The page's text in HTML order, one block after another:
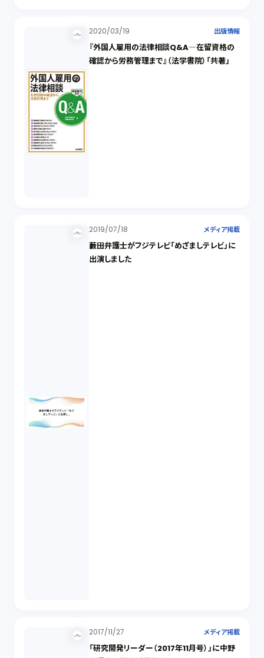
2020/03/19 出版情報
『外国人雇用の法律相談Q&A―在留資格の
確認から労務管理まで』（法学書院）「共著」
2019/07/18 メディア掲載
藪田弁護士がフジテレビ「めざましテレビ」に
出演しました
2017/11/27 メディア掲載
「研究開発リーダー（2017年11月号）」に中野